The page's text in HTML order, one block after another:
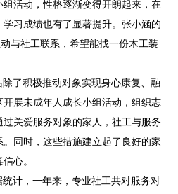
活动，性格逐渐变得开朗起来，在
习成绩也有了显著提升。张小涵的
与社工联系，希望能找一份木工装
了积极推动对象实现身心康复、融
开展未成年人成长小组活动，组织志
关爱服务对象的家人，社工与服务
同时，这些措施建立起了良好的家
心。
计，一年来，专业社工共对服务对